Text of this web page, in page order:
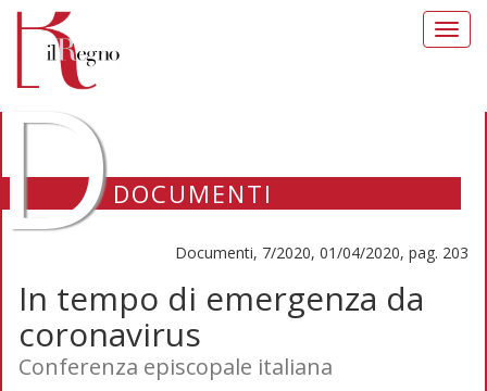
DOCUMENTI
Documenti, 7/2020, 01/04/2020, pag. 203
In tempo di emergenza da
coronavirus
Conferenza episcopale italiana